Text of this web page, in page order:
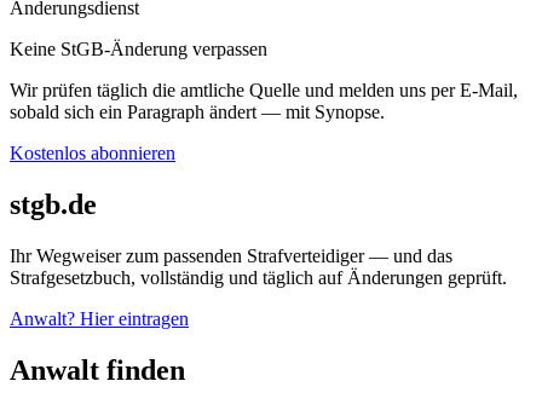
Änderungsdienst
Keine StGB-Änderung verpassen
Wir prüfen täglich die amtliche Quelle und melden uns per E-Mail,
sobald sich ein Paragraph ändert — mit Synopse.
Kostenlos abonnieren
stgb.de
Ihr Wegweiser zum passenden Strafverteidiger — und das
Strafgesetzbuch, vollständig und täglich auf Änderungen geprüft.
Anwalt? Hier eintragen
Anwalt finden